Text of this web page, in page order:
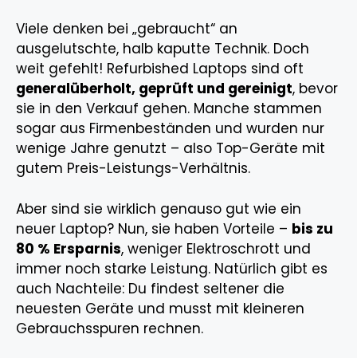
Viele denken bei „gebraucht“ an
ausgelutschte, halb kaputte Technik. Doch
weit gefehlt! Refurbished Laptops sind oft
generalüberholt, geprüft und gereinigt, bevor
sie in den Verkauf gehen. Manche stammen
sogar aus Firmenbeständen und wurden nur
wenige Jahre genutzt – also Top-Geräte mit
gutem Preis-Leistungs-Verhältnis.
Aber sind sie wirklich genauso gut wie ein
neuer Laptop? Nun, sie haben Vorteile – bis zu
80 % Ersparnis, weniger Elektroschrott und
immer noch starke Leistung. Natürlich gibt es
auch Nachteile: Du findest seltener die
neuesten Geräte und musst mit kleineren
Gebrauchsspuren rechnen.